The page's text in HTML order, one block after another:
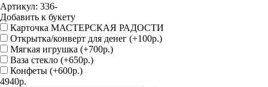
Артикул: 336-
Добавить к букету
Карточка МАСТЕРСКАЯ РАДОСТИ
Открытка/конверт для денег (+100р.)
Мягкая игрушка (+700р.)
Ваза стекло (+650р.)
Конфеты (+600р.)
4940р.